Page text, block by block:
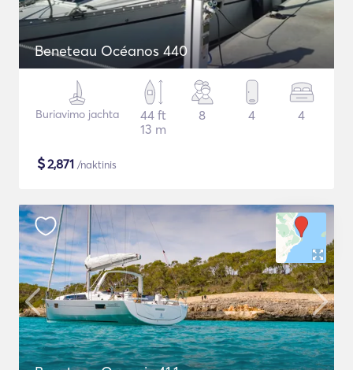
Beneteau Océanos 440
Buriavimo jachta
44 ft
13 m
8 4 4
$2,871 /naktinis